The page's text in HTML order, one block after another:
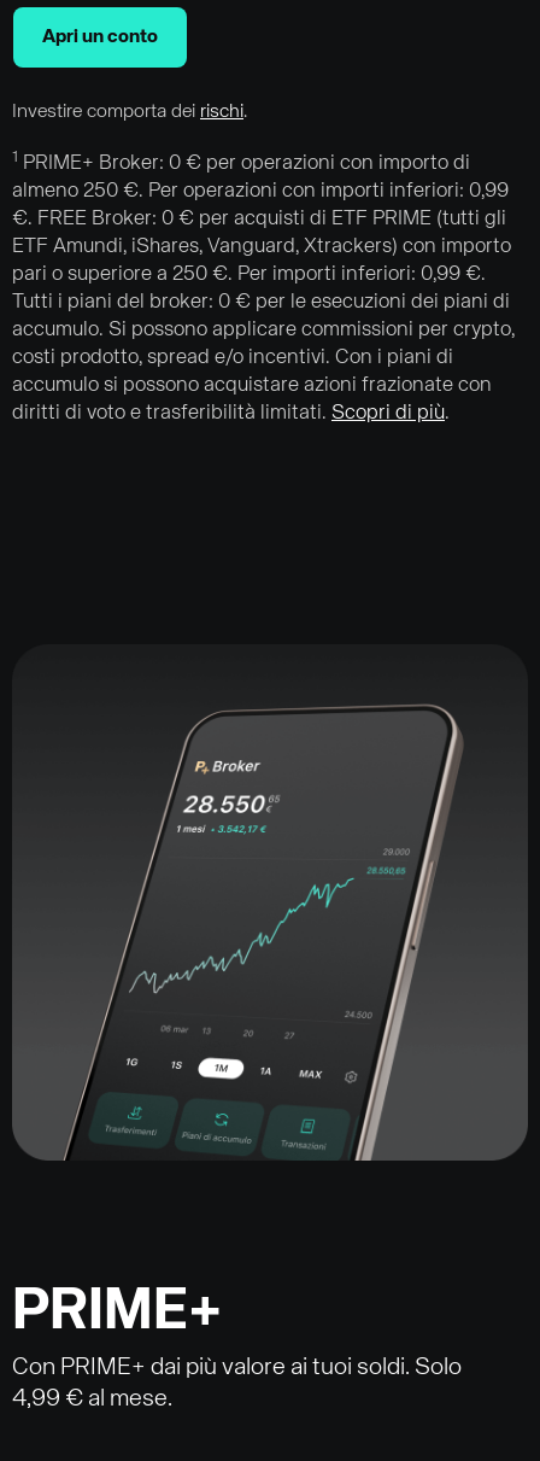
Apri un conto
Investire comporta dei rischi.
1
PRIME+ Broker: 0 € per operazioni con importo di
almeno 250 €. Per operazioni con importi inferiori: 0,99
€. FREE Broker: 0 € per acquisti di ETF PRIME (tutti gli
ETF Amundi, iShares, Vanguard, Xtrackers) con importo
pari o superiore a 250 €. Per importi inferiori: 0,99 €.
Tutti i piani del broker: 0 € per le esecuzioni dei piani di
accumulo. Si possono applicare commissioni per crypto,
costi prodotto, spread e/o incentivi. Con i piani di
accumulo si possono acquistare azioni frazionate con
diritti di voto e trasferibilità limitati. Scopri di più.
PRIME+
Con PRIME+ dai più valore ai tuoi soldi. Solo
4,99 € al mese.